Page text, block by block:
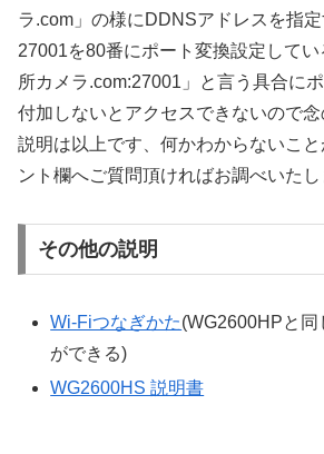
ラ.com」の様にDDNSアドレスを指
27001を80番にポート変換設定してい
所カメラ.com:27001」と言う具合に
付加しないとアクセスできないので念
説明は以上です、何かわからないこ
ント欄へご質問頂ければお調べいたし
その他の説明
Wi-Fiつなぎかた(WG2600HPと同
ができる)
WG2600HS 説明書